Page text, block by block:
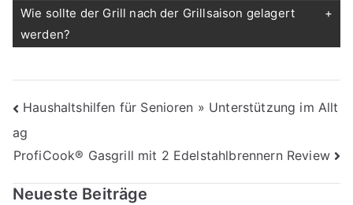
Wie sollte der Grill nach der Grillsaison gelagert
werden?
Beitragsnavigation
Haushaltshilfen für Senioren » Unterstützung im Allt
ag
ProfiCook® Gasgrill mit 2 Edelstahlbrennern Review
Neueste Beiträge